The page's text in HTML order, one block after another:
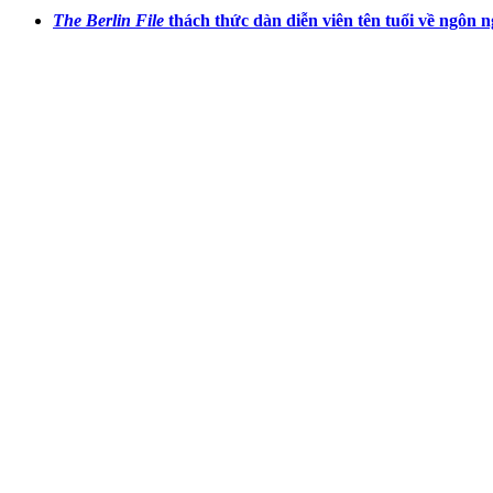
The Berlin File thách thức dàn diễn viên tên tuổi về ngôn